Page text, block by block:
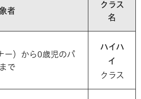
者
クラス
名
ー）から0歳児のパ
で
ハイハ
イ
クラス